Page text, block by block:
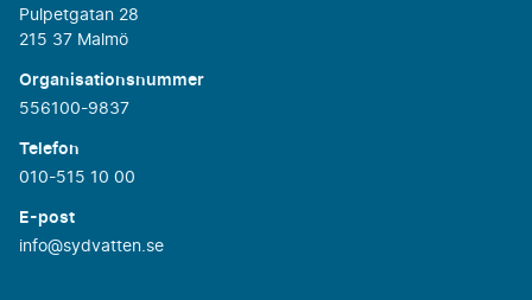
Pulpetgatan 28
215 37 Malmö
Organisationsnummer
556100-9837
Telefon
010-515 10 00
E-post
info@sydvatten.se